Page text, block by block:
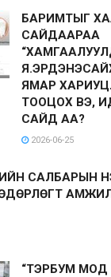
БАРИМТЫГ
САЙДААРАА
ЯМАР
ТООЦОХ ВЭ,
САЙД АА?
2026-06-25
САЛБАРЫН
“ТЭРБУМ